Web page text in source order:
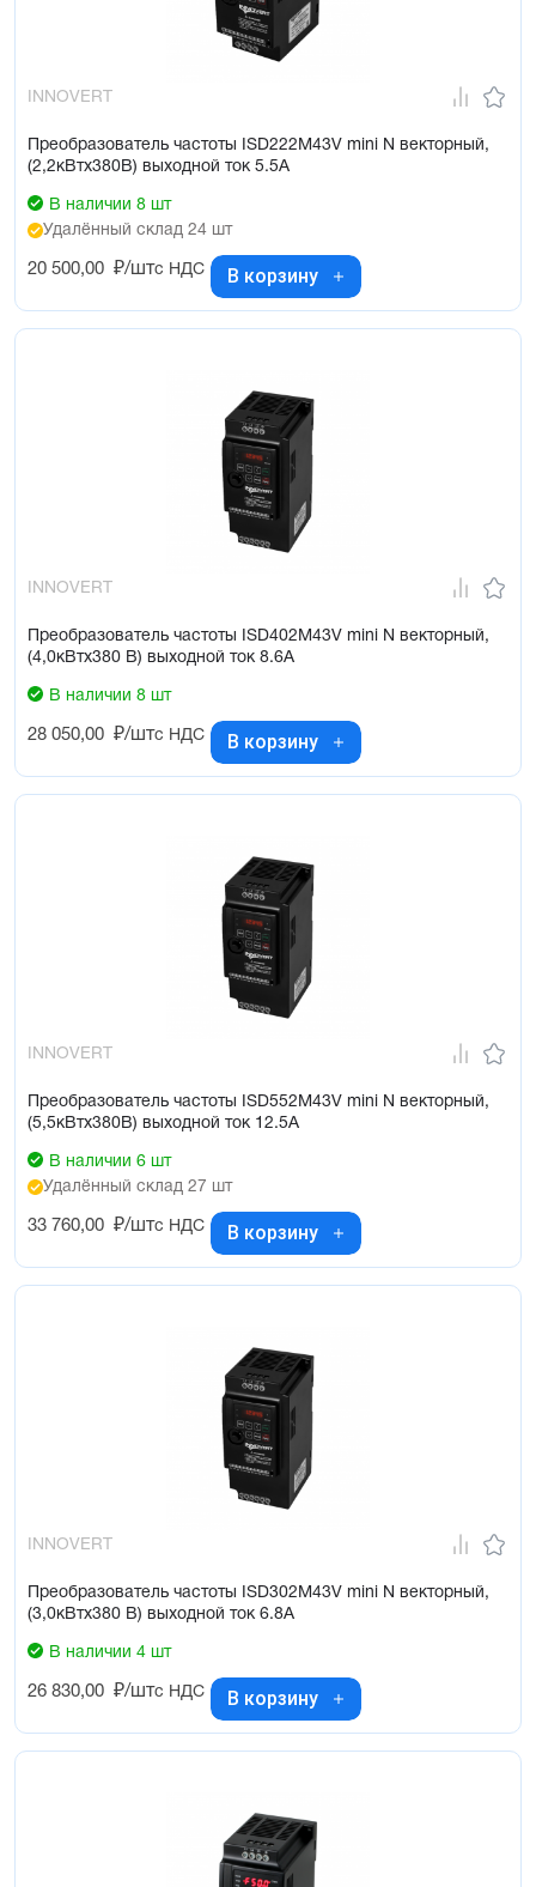
INNOVERT
Преобразователь частоты ISD222M43V mini N векторный,
(2,2кВтx380В) выходной ток 5.5А
В наличии 8 шт
Удалённый склад 24 шт
20 500,00 ₽/штс НДС В корзину
INNOVERT
Преобразователь частоты ISD402M43V mini N векторный,
(4,0кВтx380 В) выходной ток 8.6А
В наличии 8 шт
28 050,00 ₽/штс НДС В корзину
INNOVERT
Преобразователь частоты ISD552M43V mini N векторный,
(5,5кВтx380В) выходной ток 12.5А
В наличии 6 шт
Удалённый склад 27 шт
33 760,00 ₽/штс НДС В корзину
INNOVERT
Преобразователь частоты ISD302M43V mini N векторный,
(3,0кВтx380 В) выходной ток 6.8А
В наличии 4 шт
26 830,00 ₽/штс НДС В корзину